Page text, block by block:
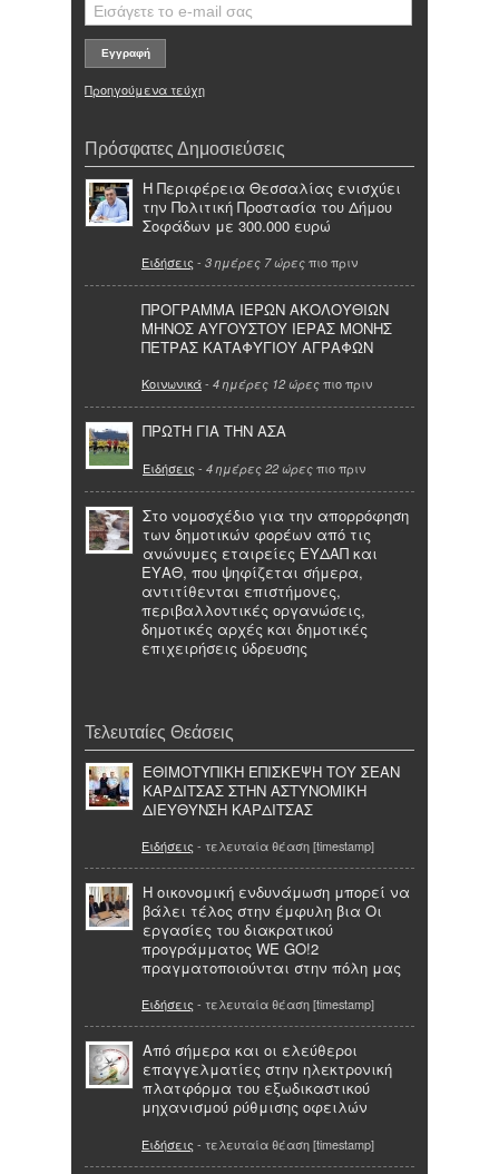
Προηγούμενα τεύχη
Πρόσφατες Δημοσιεύσεις
Η Περιφέρεια Θεσσαλίας ενισχύει
την Πολιτική Προστασία του Δήμου
Σοφάδων με 300.000 ευρώ
Ειδήσεις - 3 ημέρες 7 ώρες πιο πριν
ΠΡΟΓΡΑΜΜΑ ΙΕΡΩΝ ΑΚΟΛΟΥΘΙΩΝ
ΜΗΝΟΣ ΑΥΓΟΥΣΤΟΥ ΙΕΡΑΣ ΜΟΝΗΣ
ΠΕΤΡΑΣ ΚΑΤΑΦΥΓΙΟΥ ΑΓΡΑΦΩΝ
Κοινωνικά- 4 ημέρες 12 ώρες πιο πριν
ΠΡΩΤΗ ΓΙΑ ΤΗΝ ΑΣΑ
Ειδήσεις - 4 ημέρες 22 ώρες πιο πριν
Στο νομοσχέδιο για την απορρόφηση
των δημοτικών φορέων από τις
ανώνυμες εταιρείες ΕΥΔΑΠ και
ΕΥΑΘ, που ψηφίζεται σήμερα,
αντιτίθενται επιστήμονες,
περιβαλλοντικές οργανώσεις,
δημοτικές αρχές και δημοτικές
επιχειρήσεις ύδρευσης
Τελευταίες Θεάσεις
ΕΘΙΜΟΤΥΠΙΚΗ ΕΠΙΣΚΕΨΗ ΤΟΥ ΣΕΑΝ
ΚΑΡΔΙΤΣΑΣ ΣΤΗΝ ΑΣΤΥΝΟΜΙΚΗ
ΔΙΕΥΘΥΝΣΗ ΚΑΡΔΙΤΣΑΣ
Ειδήσεις - τελευταία θέαση [timestamp]
Η οικονομική ενδυνάμωση μπορεί να
βάλει τέλος στην έμφυλη βια Οι
εργασίες του διακρατικού
προγράμματος WE GO!2
πραγματοποιούνται στην πόλη μας
Ειδήσεις - τελευταία θέαση [timestamp]
Από σήμερα και οι ελεύθεροι
επαγγελματίες στην ηλεκτρονική
πλατφόρμα του εξωδικαστικού
μηχανισμού ρύθμισης οφειλών
Ειδήσεις - τελευταία θέαση [timestamp]